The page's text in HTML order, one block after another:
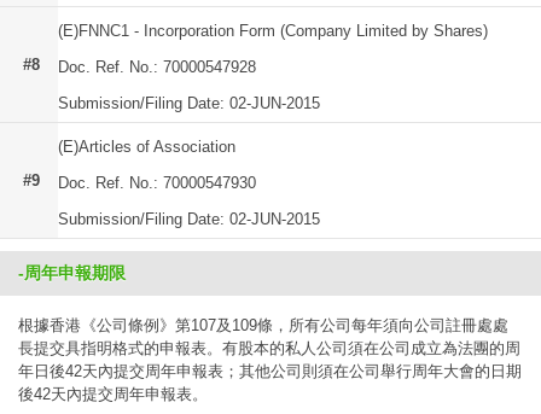
#8
(E)FNNC1 - Incorporation Form (Company Limited by Shares)
Doc. Ref. No.: 70000547928
Submission/Filing Date: 02-JUN-2015
#9
(E)Articles of Association
Doc. Ref. No.: 70000547930
Submission/Filing Date: 02-JUN-2015
-周年申報期限
根據香港《公司條例》第107及109條，所有公司每年須向公司註冊處處
長提交具指明格式的申報表。有股本的私人公司須在公司成立為法團的周
年日後42天內提交周年申報表；其他公司則須在公司舉行周年大會的日期
後42天內提交周年申報表。